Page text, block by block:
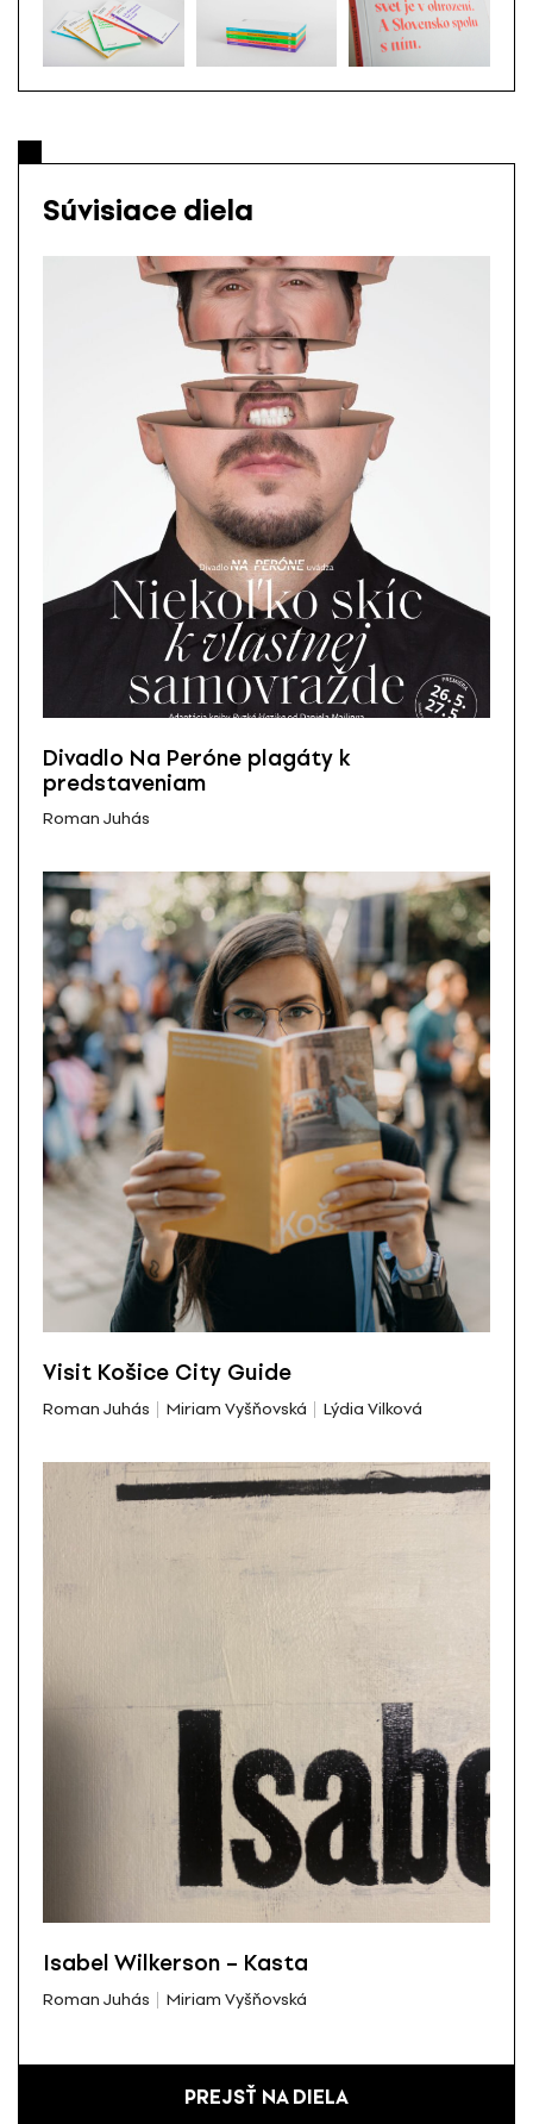
Súvisiace diela
Divadlo Na Peróne plagáty k
predstaveniam
Roman Juhás
Visit Košice City Guide
Roman Juhás Miriam Vyšňovská Lýdia Vilková
Isabel Wilkerson – Kasta
Roman Juhás Miriam Vyšňovská
PREJSŤ NA DIELA